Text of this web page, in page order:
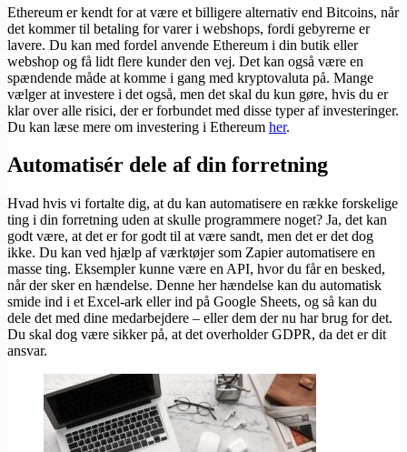
Ethereum er kendt for at være et billigere alternativ end Bitcoins, når
det kommer til betaling for varer i webshops, fordi gebyrerne er
lavere. Du kan med fordel anvende Ethereum i din butik eller
webshop og få lidt flere kunder den vej. Det kan også være en
spændende måde at komme i gang med kryptovaluta på. Mange
vælger at investere i det også, men det skal du kun gøre, hvis du er
klar over alle risici, der er forbundet med disse typer af investeringer.
Du kan læse mere om investering i Ethereum her.
Automatisér dele af din forretning
Hvad hvis vi fortalte dig, at du kan automatisere en række forskelige
ting i din forretning uden at skulle programmere noget? Ja, det kan
godt være, at det er for godt til at være sandt, men det er det dog
ikke. Du kan ved hjælp af værktøjer som Zapier automatisere en
masse ting. Eksempler kunne være en API, hvor du får en besked,
når der sker en hændelse. Denne her hændelse kan du automatisk
smide ind i et Excel-ark eller ind på Google Sheets, og så kan du
dele det med dine medarbejdere – eller dem der nu har brug for det.
Du skal dog være sikker på, at det overholder GDPR, da det er dit
ansvar.